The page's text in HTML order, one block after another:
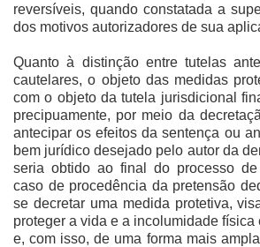
reversíveis, quando constatada a
dos motivos autorizadores de sua
Quanto à distinção entre tutelas
cautelares, o objeto das medidas
com o objeto da tutela jurisdicional
precipuamente, por meio da
antecipar os efeitos da sentença ou
bem jurídico desejado pelo autor da
seria obtido ao final do processo de
caso de procedência da pretensão
se decretar uma medida protetiva,
proteger a vida e a incolumidade física
e, com isso, de uma forma mais